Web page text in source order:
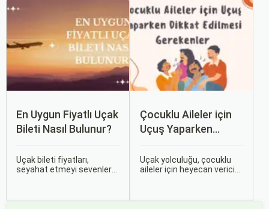
Peki, uçak biletinizi daha
alabilirsiniz? Aslında doğru
zamanda ve doğru
yöntemlerle uçak bileti
almanın birçok püf noktası
büyük avantaj sağlar. Bu
makalede, uçak bileti iptal
ve değişim süreçlerinin
nasıl işlediği, hangi
durumlarda ücret iadesi
alabileceğiniz konularına
değineceğiz.
En Uygun Fiyatlı Uçak
Bileti Nasıl Bulunur?
Uçak bileti fiyatları,
seyahat etmeyi sevenler
Çocuklu Aileler için
Uçuş Yaparken
Gerekenler
Uçak yolculuğu, çocuklu
aileler için heyecan verici